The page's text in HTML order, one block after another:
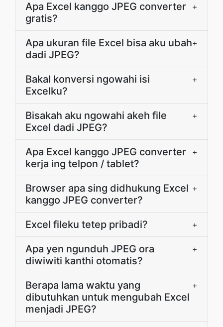
Apa Excel kanggo JPEG converter
gratis?
+
Apa ukuran file Excel bisa aku ubah
dadi JPEG?
+
Bakal konversi ngowahi isi
Excelku?
+
Bisakah aku ngowahi akeh file
Excel dadi JPEG?
+
Apa Excel kanggo JPEG converter
kerja ing telpon / tablet?
+
Browser apa sing didhukung Excel
kanggo JPEG converter?
+
Excel fileku tetep pribadi? +
Apa yen ngunduh JPEG ora
diwiwiti kanthi otomatis?
+
Berapa lama waktu yang
dibutuhkan untuk mengubah Excel
menjadi JPEG?
+